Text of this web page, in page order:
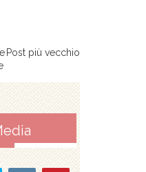
Post più vecchio